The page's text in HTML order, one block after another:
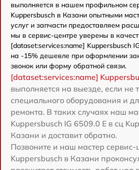
выполняется в нашем профильном
Kuppersbusch в Казани опытными
услуг и запчасти предоставляем
мы в сервис-центре уверены в
[dataset:services:name] Kuppersbusch
на -15% дешевле при оформлении
звонок или форму обратной связи.
[dataset:services:name]
выполняется на выезде, если не
специального оборудования и
ремонта. В таких случаях наш
Kuppersbusch IG 6509.0 E в сц
Казани и доставит обратно.
Позвоните и наш мастер сервис-
Kuppersbusch в Казани